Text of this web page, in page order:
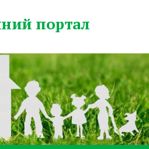
портал